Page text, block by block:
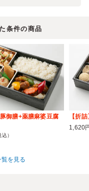
条件の商品
豚御膳+薬膳麻婆豆腐
込）
【折
1,620
を見る